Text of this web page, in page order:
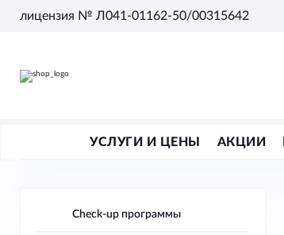
лицензия № Л041-01162-50/00315642
УСЛУГИ И ЦЕНЫ АКЦИИ
Check-up программы